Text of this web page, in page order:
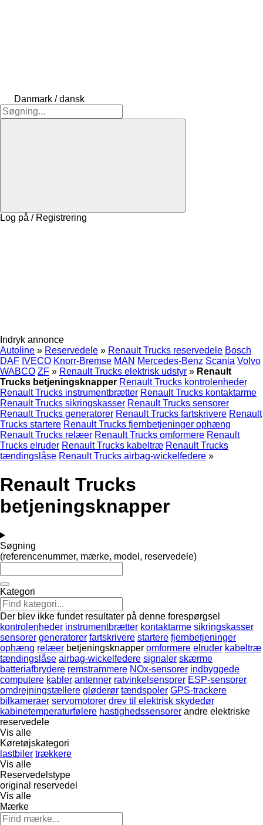
Danmark / dansk
Log på / Registrering
Indryk annonce
Autoline » Reservedele » Renault Trucks reservedele Bosch
DAF IVECO Knorr-Bremse MAN Mercedes-Benz Scania Volvo
WABCO ZF » Renault Trucks elektrisk udstyr » Renault
Trucks betjeningsknapper Renault Trucks kontrolenheder
Renault Trucks instrumentbrætter Renault Trucks kontaktarme
Renault Trucks sikringskasser Renault Trucks sensorer
Renault Trucks generatorer Renault Trucks fartskrivere Renault
Trucks startere Renault Trucks fjernbetjeninger ophæng
Renault Trucks relæer Renault Trucks omformere Renault
Trucks elruder Renault Trucks kabeltræ Renault Trucks
tændingslåse Renault Trucks airbag-wickelfedere »
Renault Trucks
betjeningsknapper
Søgning
(referencenummer, mærke, model, reservedele)
Kategori
Der blev ikke fundet resultater på denne forespørgsel
kontrolenheder instrumentbrætter kontaktarme sikringskasser
sensorer generatorer fartskrivere startere fjernbetjeninger
ophæng relæer betjeningsknapper omformere elruder kabeltræ
tændingslåse airbag-wickelfedere signaler skærme
batteriafbrydere remstrammere NOx-sensorer indbyggede
computere kabler antenner ratvinkelsensorer ESP-sensorer
omdrejningstællere gløderør tændspoler GPS-trackere
bilkameraer servomotorer drev til elektrisk skydedør
kabinetemperaturfølere hastighedssensorer andre elektriske
reservedele
Vis alle
Køretøjskategori
lastbiler trækkere
Vis alle
Reservedelstype
original reservedel
Vis alle
Mærke